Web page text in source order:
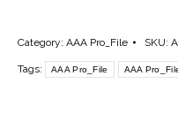
quantity
Category: AAA Pro_File SKU:
Tags: AAA Pro_File AAA